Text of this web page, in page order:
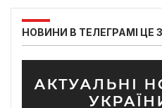
НОВИНИ В ТЕЛЕГРАМІ ЦЕ